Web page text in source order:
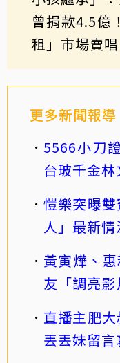
曾捐款4.5億
租」市場賣
更多新聞報導
5566小刀
台玻千金
愷樂突曝
人」最新
黃寅燁、
友「調亮
直播主肥
丟丟妹留言